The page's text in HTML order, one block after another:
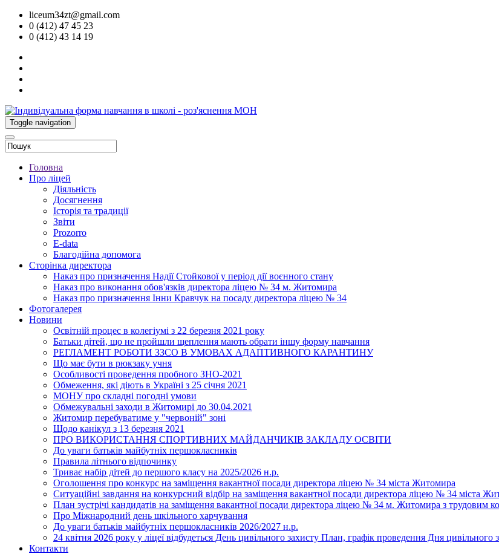
liceum34zt@gmail.com
0 (412) 47 45 23
0 (412) 43 14 19
Toggle navigation
Головна
Про ліцей
Діяльність
Досягнення
Історія та традиції
Звіти
Prozorro
E-data
Благодійна допомога
Сторінка директора
Наказ про призначення Надії Стойкової у період дії воєнного стану
Наказ про виконання обов'язків директора ліцею № 34 м. Житомира
Наказ про призначення Інни Кравчук на посаду директора ліцею № 34
Фотогалерея
Новини
Освітній процес в колегіумі з 22 березня 2021 року
Батьки дітей, що не пройшли щеплення мають обрати іншу форму навчання
РЕГЛАМЕНТ РОБОТИ ЗЗСО В УМОВАХ АДАПТИВНОГО КАРАНТИНУ
Що має бути в рюкзаку учня
Особливості проведення пробного ЗНО-2021
Обмеження, які діють в Україні з 25 січня 2021
МОНУ про складні погодні умови
Обмежувальні заходи в Житомирі до 30.04.2021
Житомир перебуватиме у "червоній" зоні
Щодо канікул з 13 березня 2021
ПРО ВИКОРИСТАННЯ СПОРТИВНИХ МАЙДАНЧИКІВ ЗАКЛАДУ ОСВІТИ
До уваги батьків майбутніх першокласників
Правила літнього відпочинку
Триває набір дітей до першого класу на 2025/2026 н.р.
Оголошення про конкурс на заміщення вакантної посади директора ліцею № 34 міста Житомира
Ситуаційні завдання на конкурсний відбір на заміщення вакантної посади директора ліцею № 34 міста
План зустрічі кандидатів на заміщення вакантної посади директора ліцею № 34 м. Житомира з трудовим
Про Міжнародний день шкільного харчування
До уваги батьків майбутніх першокласників 2026/2027 н.р.
24 квітня 2026 року у ліцеї відбудеться День цивільного захисту План, графік проведення Дня цивільного
Контакти